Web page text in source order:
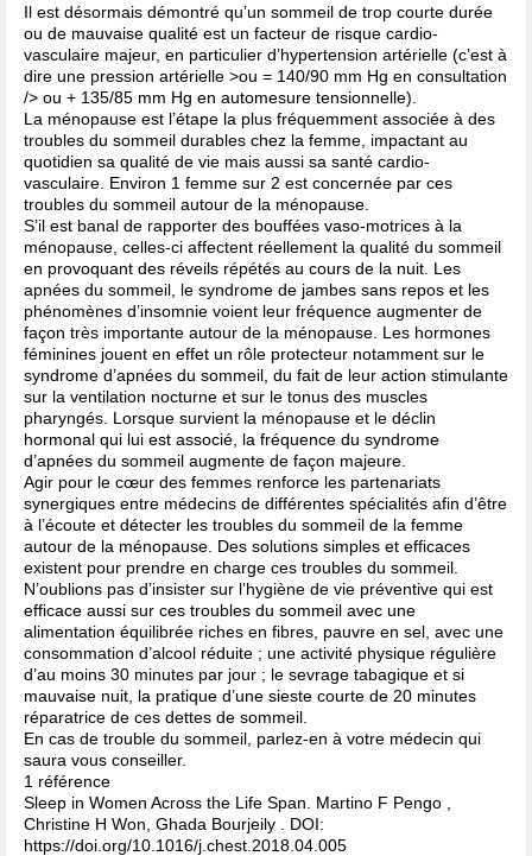
Il est désormais démontré qu’un sommeil de trop courte durée
ou de mauvaise qualité est un facteur de risque cardio-
vasculaire majeur, en particulier d’hypertension artérielle (c’est à
dire une pression artérielle >ou = 140/90 mm Hg en consultation
/> ou + 135/85 mm Hg en automesure tensionnelle).
La ménopause est l’étape la plus fréquemment associée à des
troubles du sommeil durables chez la femme, impactant au
quotidien sa qualité de vie mais aussi sa santé cardio-
vasculaire. Environ 1 femme sur 2 est concernée par ces
troubles du sommeil autour de la ménopause.
S’il est banal de rapporter des bouffées vaso-motrices à la
ménopause, celles-ci affectent réellement la qualité du sommeil
en provoquant des réveils répétés au cours de la nuit. Les
apnées du sommeil, le syndrome de jambes sans repos et les
phénomènes d’insomnie voient leur fréquence augmenter de
façon très importante autour de la ménopause. Les hormones
féminines jouent en effet un rôle protecteur notamment sur le
syndrome d’apnées du sommeil, du fait de leur action stimulante
sur la ventilation nocturne et sur le tonus des muscles
pharyngés. Lorsque survient la ménopause et le déclin
hormonal qui lui est associé, la fréquence du syndrome
d’apnées du sommeil augmente de façon majeure.
Agir pour le cœur des femmes renforce les partenariats
synergiques entre médecins de différentes spécialités afin d’être
à l’écoute et détecter les troubles du sommeil de la femme
autour de la ménopause. Des solutions simples et efficaces
existent pour prendre en charge ces troubles du sommeil.
N’oublions pas d’insister sur l’hygiène de vie préventive qui est
efficace aussi sur ces troubles du sommeil avec une
alimentation équilibrée riches en fibres, pauvre en sel, avec une
consommation d’alcool réduite ; une activité physique régulière
d’au moins 30 minutes par jour ; le sevrage tabagique et si
mauvaise nuit, la pratique d’une sieste courte de 20 minutes
réparatrice de ces dettes de sommeil.
En cas de trouble du sommeil, parlez-en à votre médecin qui
saura vous conseiller.
1 référence
Sleep in Women Across the Life Span. Martino F Pengo ,
Christine H Won, Ghada Bourjeily . DOI:
https://doi.org/10.1016/j.chest.2018.04.005